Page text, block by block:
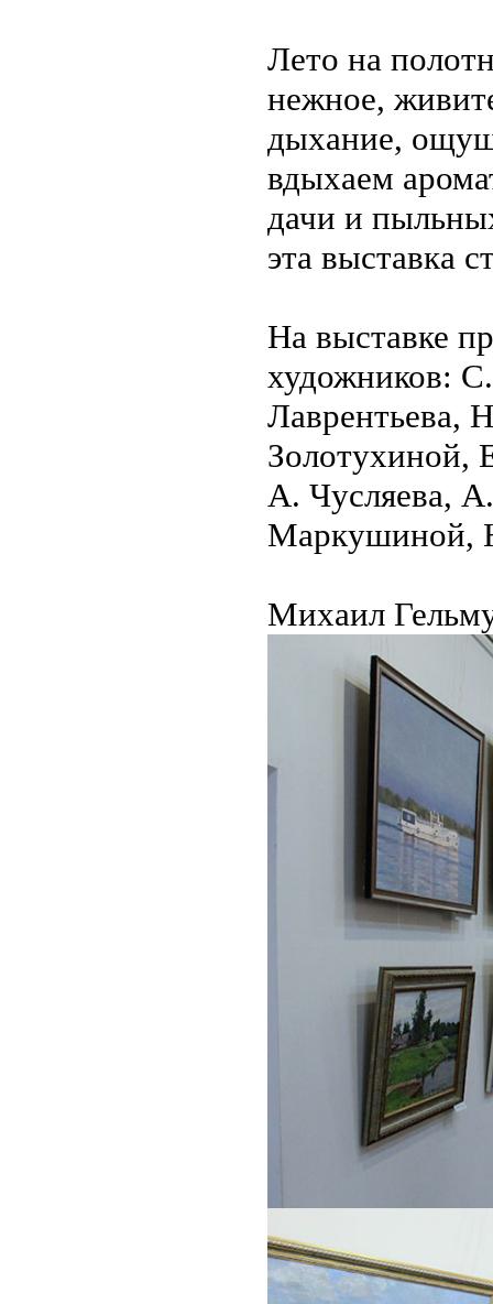
Лето на
нежное,
дыхание,
вдыхаем
дачи и
эта выставка
На выставке
художников:
Золотухиной,
А. Чусляева,
Маркушиной,
Михаил